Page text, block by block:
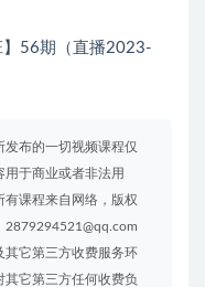
】56期（直播2023-
布的一切视频课程仅
用于商业或者非法用
课程来自网络，版权
2879294521@qq.com
其它第三方收费服务环
它第三方任何收费负